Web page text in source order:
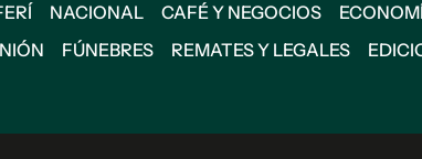
NACIONAL CAFÉ Y NEGOCIOS
FÚNEBRES REMATES Y LEGALES